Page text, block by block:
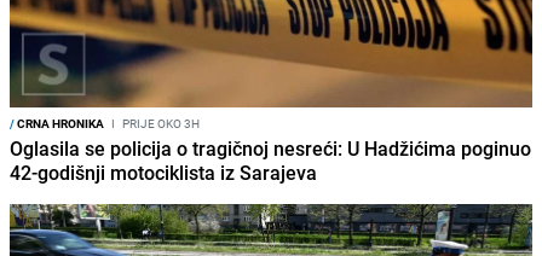
/CRNA HRONIKA I PRIJE OKO 3H
Oglasila se policija o tragičnoj nesreći: U Hadžićima poginuo
42-godišnji motociklista iz Sarajeva